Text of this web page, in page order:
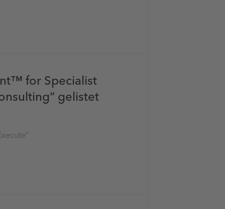
for Specialist
gelistet